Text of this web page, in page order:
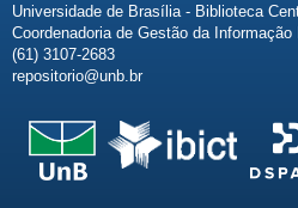
Universidade de Brasília - Biblioteca
Coordenadoria de Gestão da Informação
(61) 3107-2683
repositorio@unb.br